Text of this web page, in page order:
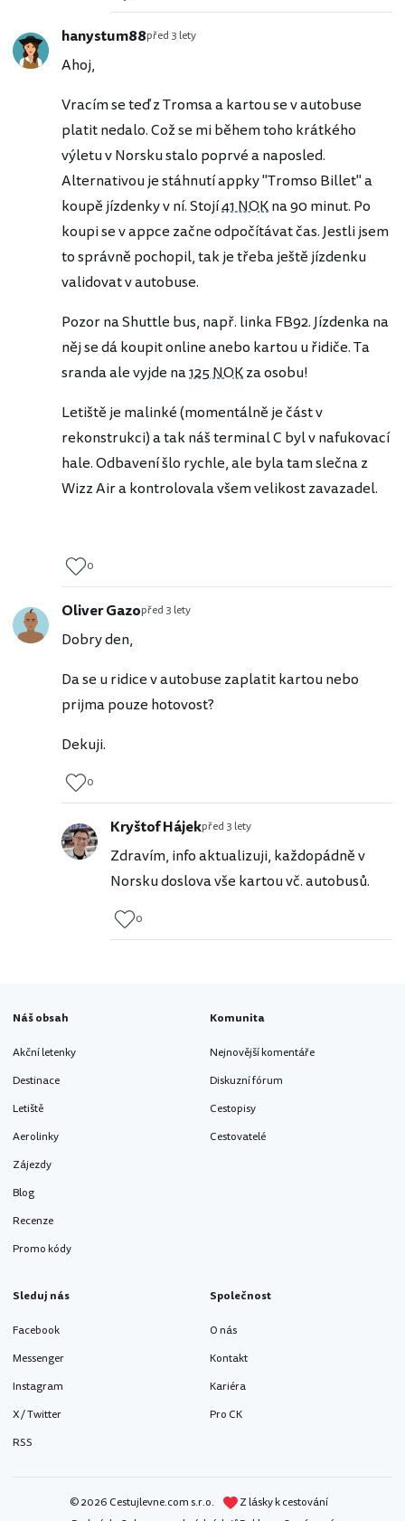
hanystum88před 3 lety
Ahoj,
Vracím se teď z Tromsa a kartou se v autobuse
platit nedalo. Což se mi během toho krátkého
výletu v Norsku stalo poprvé a naposled.
Alternativou je stáhnutí appky "Tromso Billet" a
koupě jízdenky v ní. Stojí41 NOKna 90 minut. Po
koupi se v appce začne odpočítávat čas. Jestli jsem
to správně pochopil, tak je třeba ještě jízdenku
validovat v autobuse.
Pozor na Shuttle bus, např. linka FB92. Jízdenka na
něj se dá koupit online anebo kartou u řidiče. Ta
sranda ale vyjde na125 NOKza osobu!
Letiště je malinké (momentálně je část v
rekonstrukci) a tak náš terminal C byl v nafukovací
hale. Odbavení šlo rychle, ale byla tam slečna z
Wizz Air a kontrolovala všem velikost zavazadel.
0
Oliver Gazopřed 3 lety
Dobry den,
Da se u ridice v autobuse zaplatit kartou nebo
prijma pouze hotovost?
Dekuji.
0
Kryštof Hájekpřed 3 lety
Zdravím, info aktualizuji, každopádně v
Norsku doslova vše kartou vč. autobusů.
0
Náš obsah
Akční letenky
Destinace
Letiště
Aerolinky
Zájezdy
Blog
Recenze
Promo kódy
Komunita
Nejnovější komentáře
Diskuzní fórum
Cestopisy
Cestovatelé
Sleduj nás
Facebook
Messenger
Instagram
X / Twitter
RSS
Společnost
O nás
Kontakt
Kariéra
Pro CK
© 2026 Cestujlevne.com s.r.o.
Z lásky k cestování